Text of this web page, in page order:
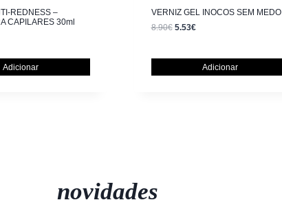
REDNESS –
CAPILARES 30ml
Adicionar
VERNIZ GEL INOCOS SEM MEDO
8.90€ 5.53€
Adicionar
novidades